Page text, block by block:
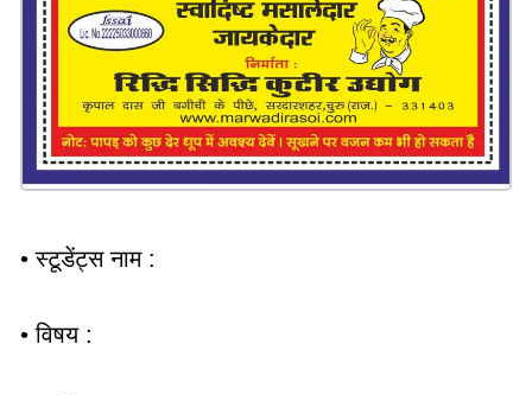
• स्टूडेंट्स नाम :
• विषय :